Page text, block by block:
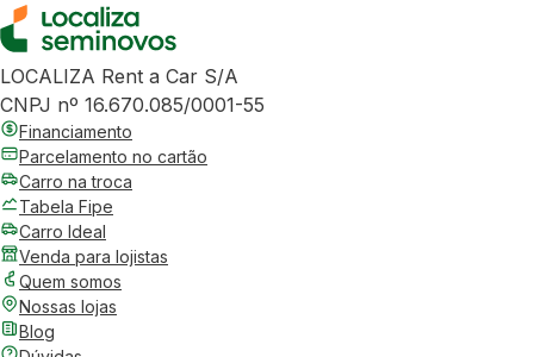
LOCALIZA Rent a Car S/A
CNPJ nº 16.670.085/0001-55
Financiamento
Parcelamento no cartão
Carro na troca
Tabela Fipe
Carro Ideal
Venda para lojistas
Quem somos
Nossas lojas
Blog